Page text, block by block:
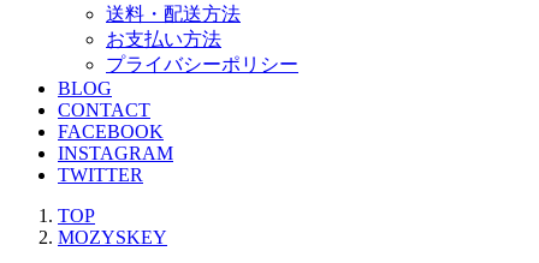
送料・配送方法
お支払い方法
プライバシーポリシー
BLOG
CONTACT
FACEBOOK
INSTAGRAM
TWITTER
TOP
MOZYSKEY